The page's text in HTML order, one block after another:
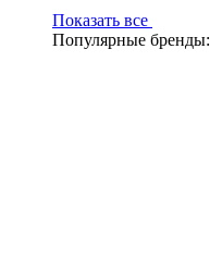
Показать все
Популярные бренды: